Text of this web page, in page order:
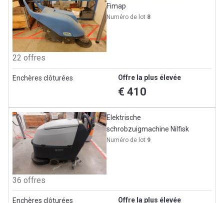
Fimap
Numéro de lot 8
22 offres
Enchères clôturées Offre la plus élevée
€ 410
Elektrische
schrobzuigmachine Nilfisk
Numéro de lot 9
36 offres
Enchères clôturées Offre la plus élevée